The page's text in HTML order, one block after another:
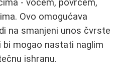
- voćem, povrćem,
Ovo omogućava
na smanjeni unos čvrste
bi mogao nastati naglim
ishranu.